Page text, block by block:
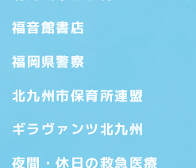
福音館書店
福岡県警察
北九州市保育所連盟
ギラヴァンツ北九州
夜間・休日の救急医療